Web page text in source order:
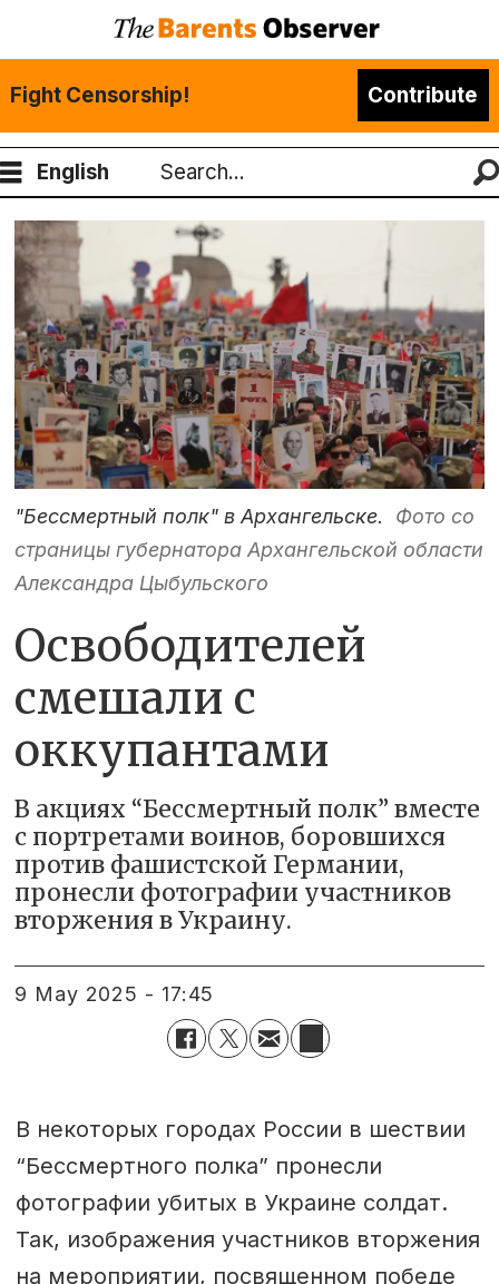
Fight Censorship! Contribute
English
Search
"Бессмертный полк" в Архангельске.
Фото со
страницы губернатора Архангельской области
Александра Цыбульского
Освободителей
смешали с
оккупантами
В акциях “Бессмертный полк” вместе
с портретами воинов, боровшихся
против фашистской Германии,
пронесли фотографии участников
вторжения в Украину.
9 May 2025 - 17:45
В некоторых городах России в шествии
“Бессмертного полка” пронесли
фотографии убитых в Украине солдат.
Так, изображения участников вторжения
на мероприятии, посвященном победе